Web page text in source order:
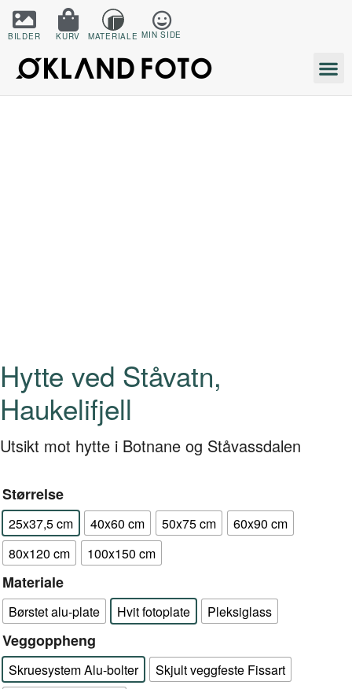
BILDER KURV MATERIALE MIN SIDE
Hytte ved Ståvatn,
Haukelifjell
Utsikt mot hytte i Botnane og Ståvassdalen
Størrelse
25x37,5 cm 40x60 cm 50x75 cm
60x90 cm
80x120 cm
100x150 cm
Materiale
Børstet alu-plate Hvit fotoplate Pleksiglass
Veggoppheng
Skruesystem Alu-bolter
Skjult veggfeste Fissart